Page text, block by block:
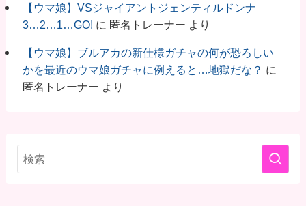
【ウマ娘】VSジャイアントジェンティルドンナ
3…2…1…GO! に 匿名トレーナー より
【ウマ娘】ブルアカの新仕様ガチャの何が恐ろしい
かを最近のウマ娘ガチャに例えると…地獄だな？ に
匿名トレーナー より